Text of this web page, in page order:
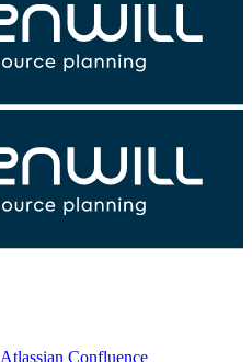
Atlassian Confluence